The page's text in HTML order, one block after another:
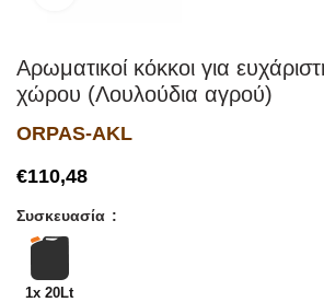
Αρωματικοί κόκκοι για
χώρου (Λουλούδια αγρού)
ORPAS-AKL
€
Συσκευασία
1x 20Lt